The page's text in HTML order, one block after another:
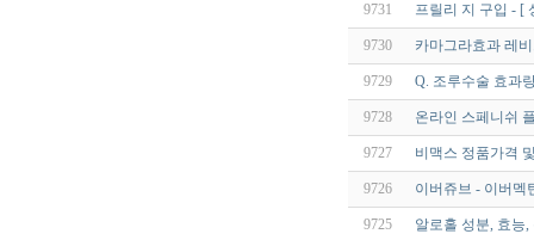
9731 프릴리 지 구입 - [
9730 카마그라효과 레
9729 Q. 조루수술 효과
9728 온라인 스페니쉬
9727 비맥스 정품가격
9726 이버쥬브 - 이버멕
9725 알로홀 성분, 효능